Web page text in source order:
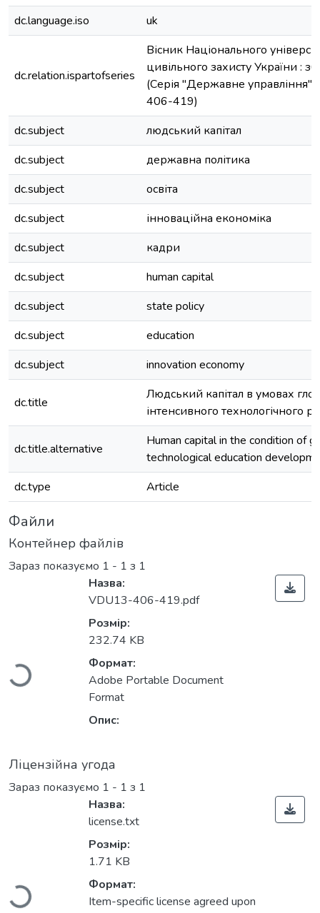
dc.language.iso
uk
dc.relation.ispartofseries
Вісник Національного
цивільного захисту України :
(Серія "Державне
406-419)
dc.subject
людський капітал
dc.subject
державна політика
dc.subject
освіта
dc.subject
інноваційна економіка
dc.subject
кадри
dc.subject
human capital
dc.subject
state policy
dc.subject
education
dc.subject
innovation economy
dc.title
Людський капітал в умовах
інтенсивного технологічного
dc.title.alternative
Human capital in the condition of
technological education
dc.type
Article
Файли
Контейнер файлів
Зараз показуємо 1 - 1 з 1
Вантажиться...
Назва:
VDU13-406-419.pdf
Розмір:
232.74 KB
Формат:
Adobe Portable Document
Format
Опис:
Ліцензійна угода
Зараз показуємо 1 - 1 з 1
Вантажиться...
Назва:
license.txt
Розмір:
1.71 KB
Формат:
Item-specific license agreed upon